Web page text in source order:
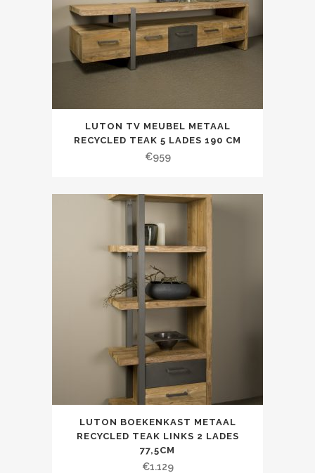
LUTON TV MEUBEL METAAL
RECYCLED TEAK 5 LADES 190 CM
€959
LUTON BOEKENKAST METAAL
RECYCLED TEAK LINKS 2 LADES
77,5CM
€1.129